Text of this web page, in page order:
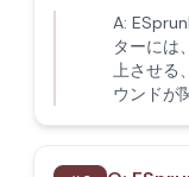
A:
ターには
上させる
ウンドが